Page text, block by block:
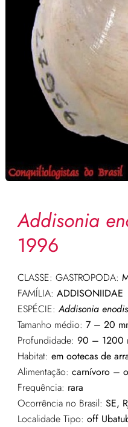
Addisonia
1996
CLASSE: GASTROPODA:
FAMÍLIA: ADDISONIIDAE
ESPÉCIE:Addisonia
Tamanho médio: 7 – 20
Profundidade: 90 – 1200
Habitat: em ootecas de
Alimentação: carnívoro –
Frequência: rara
Ocorrência no Brasil: SE,
Localidade Tipo: off